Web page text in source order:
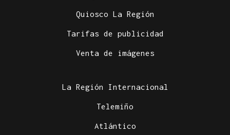
Quiosco La Región
Tarifas de publicidad
Venta de imágenes
La Región Internacional
Telemiño
Atlántico